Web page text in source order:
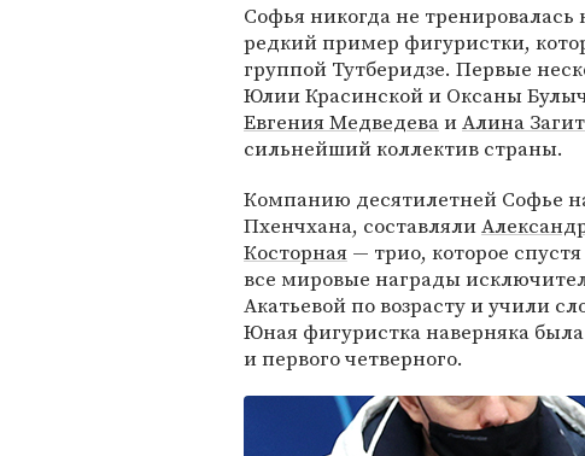
Софья никогда не тренировалась
редкий пример фигуристки,
группой Тутберидзе. Первые
Юлии Красинской и Оксаны
Евгения МедведеваиАлина
сильнейший коллектив страны.
Компанию десятилетней Софье
Пхенчхана, составляли
Косторная — трио, которое
все мировые награды
Акатьевой по возрасту и учили
Юная фигуристка наверняка
и первого четверного.